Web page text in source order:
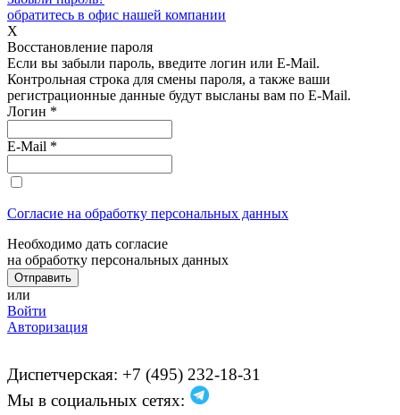
обратитесь в офис нашей компании
X
Восстановление пароля
Если вы забыли пароль, введите логин или E-Mail.
Контрольная строка для смены пароля, а также ваши
регистрационные данные будут высланы вам по E-Mail.
Логин *
E-Mail *
Согласие на обработку персональных данных
Необходимо дать согласие
на обработку персональных данных
или
Войти
Авторизация
Диспетчерская: +7 (495) 232-18-31
Мы в социальных сетях: